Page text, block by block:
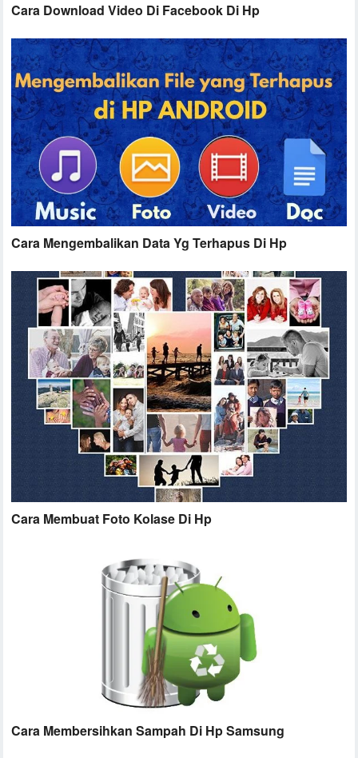
Cara Download Video Di Facebook Di Hp
Cara Mengembalikan Data Yg Terhapus Di Hp
Cara Membuat Foto Kolase Di Hp
Cara Membersihkan Sampah Di Hp Samsung